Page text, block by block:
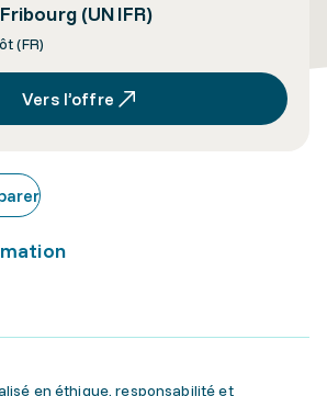
(UNIFR)
(FR)
Vers l’offre
en éthique, responsabilité et